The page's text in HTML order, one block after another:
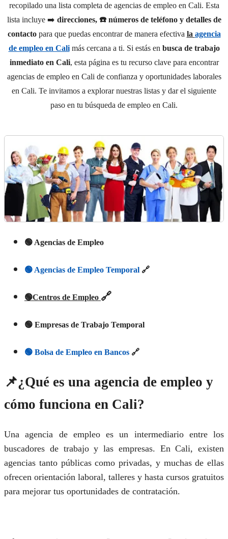
recopilado una lista completa de agencias de empleo en Cali. Esta
lista incluye ➡️ direcciones, ☎️ números de teléfono y detalles de
contactopara que puedas encontrar de manera efectiva la agencia
de empleo en Calimás cercana a ti. Si estás en busca de trabajo
inmediato en Cali, esta página es tu recurso clave para encontrar
agencias de empleo en Cali de confianza y oportunidades laborales
en Cali. Te invitamos a explorar nuestras listas y dar el siguiente
paso en tu búsqueda de empleo en Cali.
🟢 Agencias de Empleo
🟢 Agencias de Empleo Temporal 🔗
🟢Centros de Empleo 🔗
🟢 Empresas de Trabajo Temporal
🟢 Bolsa de Empleo en Bancos 🔗
📌¿Qué es una agencia de empleo y
cómo funciona en Cali?
Una agencia de empleo es un intermediario entre los
buscadores de trabajo y las empresas. En Cali, existen
agencias tanto públicas como privadas, y muchas de ellas
ofrecen orientación laboral, talleres y hasta cursos gratuitos
para mejorar tus oportunidades de contratación.